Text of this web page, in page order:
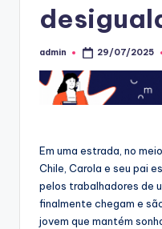
Posted
admin 29/07/2025
Em uma estrada, no
Chile, Carola e seu pai
pelos trabalhadores de
finalmente chegam e
jovem que mantém